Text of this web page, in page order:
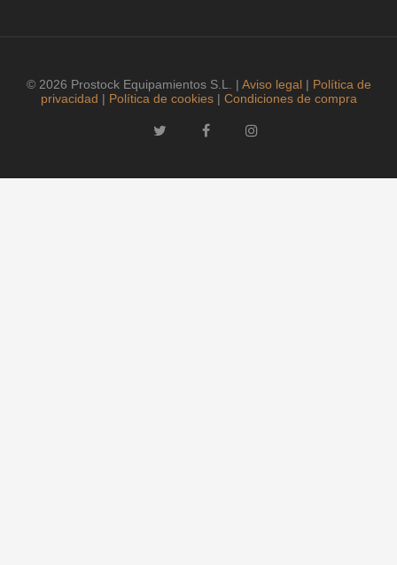
© 2026 Prostock Equipamientos S.L. | Aviso legal| Política de
privacidad | Política de cookies| Condiciones de compra